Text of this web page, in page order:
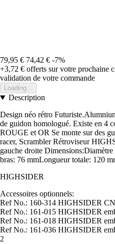
79,95 € 74,42 € -7%
+3,72 € offerts sur votre prochaine
validation de votre commande
Loading...
Description
Design néo rétro
de guidon homologué. Existe en 4
ROUGE et OR Se monte sur des
racer, Scrambler Rétroviseur
gauche droite
bras: 76 mmLongueur totale: 120
HIGHSIDER
Accessoires optionnels:
Ref No.: 160-314 HIGHSIDER
Ref No.: 161-015 HIGHSIDER
Ref No.: 161-018 HIGHSIDER
Ref No.: 161-036 HIGHSIDER
2